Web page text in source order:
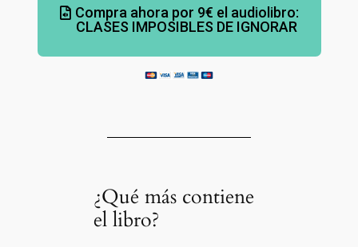
Compra ahora por 9€ el audiolibro:
CLASES IMPOSIBLES DE IGNORAR
¿Qué más contiene
el libro?